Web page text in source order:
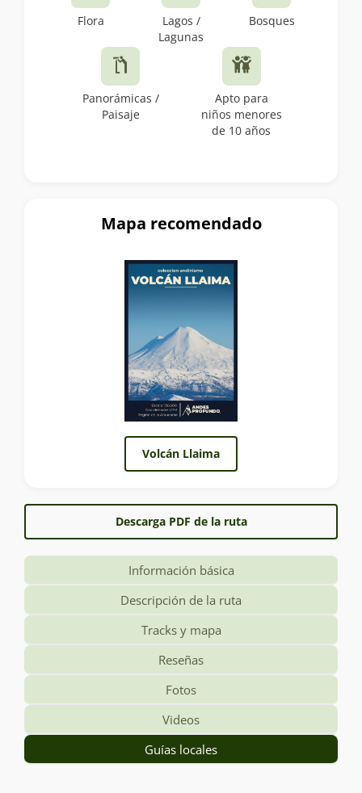
Flora
Lagos /
Lagunas
Bosques
Panorámicas /
Paisaje
Apto para
niños menores
de 10 años
Mapa recomendado
Volcán Llaima
Descarga PDF de la ruta
Información básica
Descripción de la ruta
Tracks y mapa
Reseñas
Fotos
Videos
Guías locales